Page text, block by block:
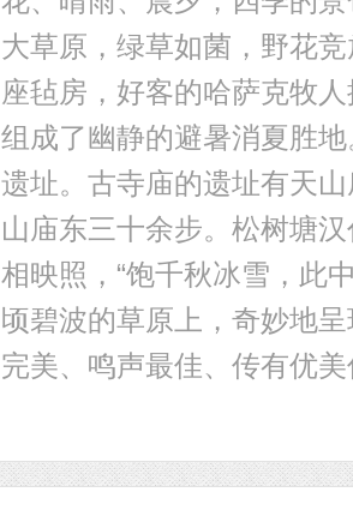
大草原，绿草如菌，野花
座毡房，好客的哈萨克牧
组成了幽静的避暑消夏胜
遗址。古寺庙的遗址有天
山庙东三十余步。松树塘
相映照，“饱千秋冰雪，此
顷碧波的草原上，奇妙地
完美、鸣声最佳、传有优